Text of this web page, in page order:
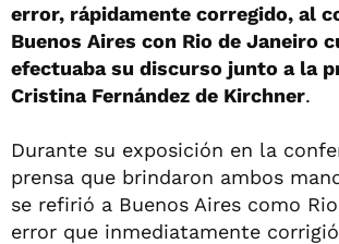
error, rápidamente corregido, al
Buenos Aires con Rio de Janeiro
efectuaba su discurso junto a la
Cristina Fernández de Kirchner.
Durante su exposición en la
prensa que brindaron ambos
se refirió a Buenos Aires como
error que inmediatamente